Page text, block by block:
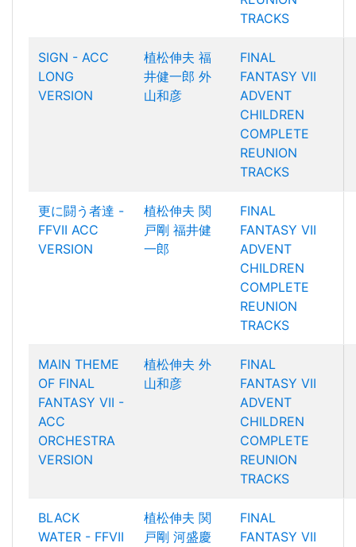
TRACKS
SIGN - ACC
LONG
VERSION
植松伸夫 福
井健一郎 外
山和彦
FINAL
FANTASY VII
ADVENT
CHILDREN
COMPLETE
REUNION
TRACKS
更に闘う者達 -
FFVII ACC
VERSION
植松伸夫 関
戸剛 福井健
一郎
FINAL
FANTASY VII
ADVENT
CHILDREN
COMPLETE
REUNION
TRACKS
MAIN THEME
OF FINAL
FANTASY VII -
ACC
ORCHESTRA
VERSION
植松伸夫 外
山和彦
FINAL
FANTASY VII
ADVENT
CHILDREN
COMPLETE
REUNION
TRACKS
BLACK
WATER - FFVII
植松伸夫 関
戸剛 河盛慶
FINAL
FANTASY VII